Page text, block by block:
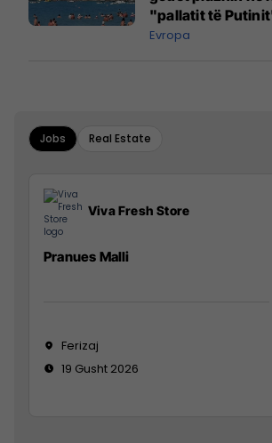
"pallatit të
Evropa
Jobs Real Estate
Viva Fresh Store
Pranues Malli
Ferizaj
19 Gusht 2026